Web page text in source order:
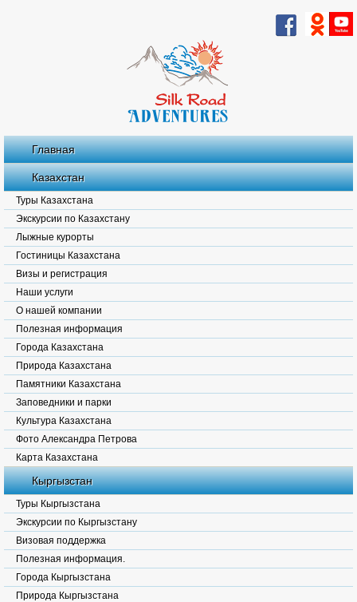
Главная
Казахстан
Туры Казахстана
Экскурсии по Казахстану
Лыжные курорты
Гостиницы Казахстана
Визы и регистрация
Наши услуги
О нашей компании
Полезная информация
Города Казахстана
Природа Казахстана
Памятники Казахстана
Заповедники и парки
Культура Казахстана
Фото Александра Петрова
Карта Казахстана
Кыргызстан
Туры Кыргызстана
Экскурсии по Кыргызстану
Визовая поддержка
Полезная информация.
Города Кыргызстана
Природа Кыргызстана